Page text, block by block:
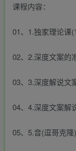
课程内容：
01、1.独家理论课
02、2.深度文案的
03、3.深度解说文
04、4.深度文案解
05、5.音(逗哥克